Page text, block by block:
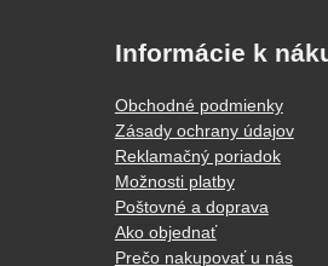
Informácie k
Obchodné podmienky
Zásady ochrany údajov
Reklamačný poriadok
Možnosti platby
Poštovné a doprava
Ako objednať
Prečo nakupovať u nás